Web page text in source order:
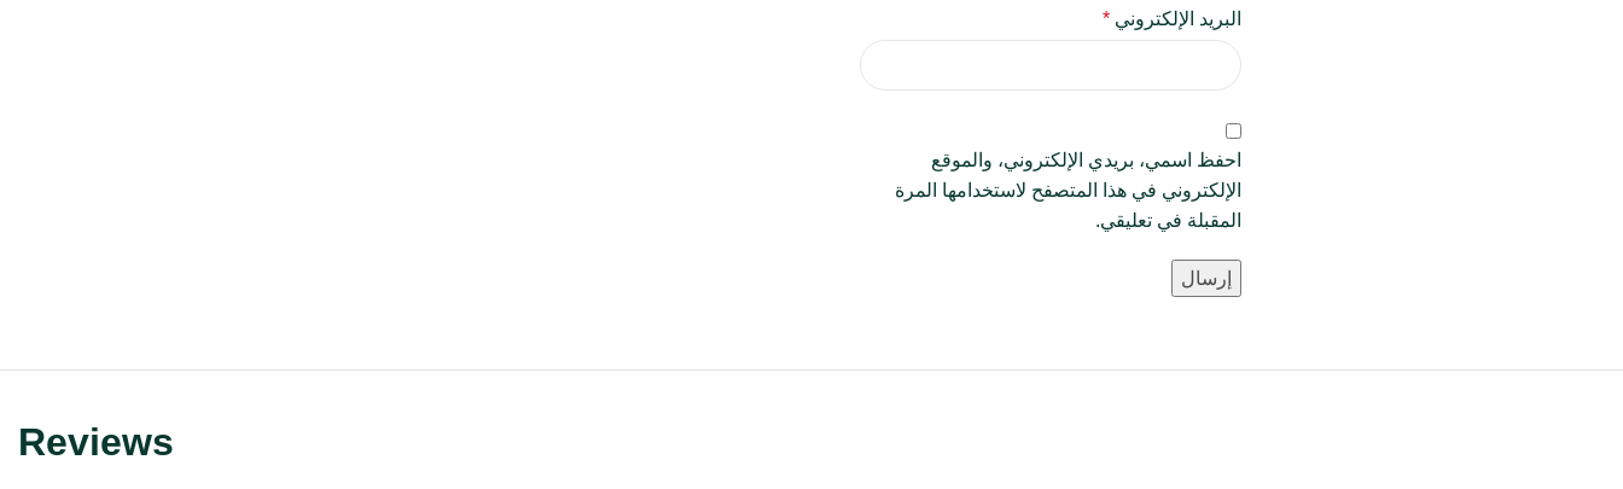
البريد الإلكتروني*
احفظ اسمي، بريدي الإلكتروني، والموقع
الإلكتروني في هذا المتصفح لاستخدامها المرة
المقبلة في تعليقي.
Reviews